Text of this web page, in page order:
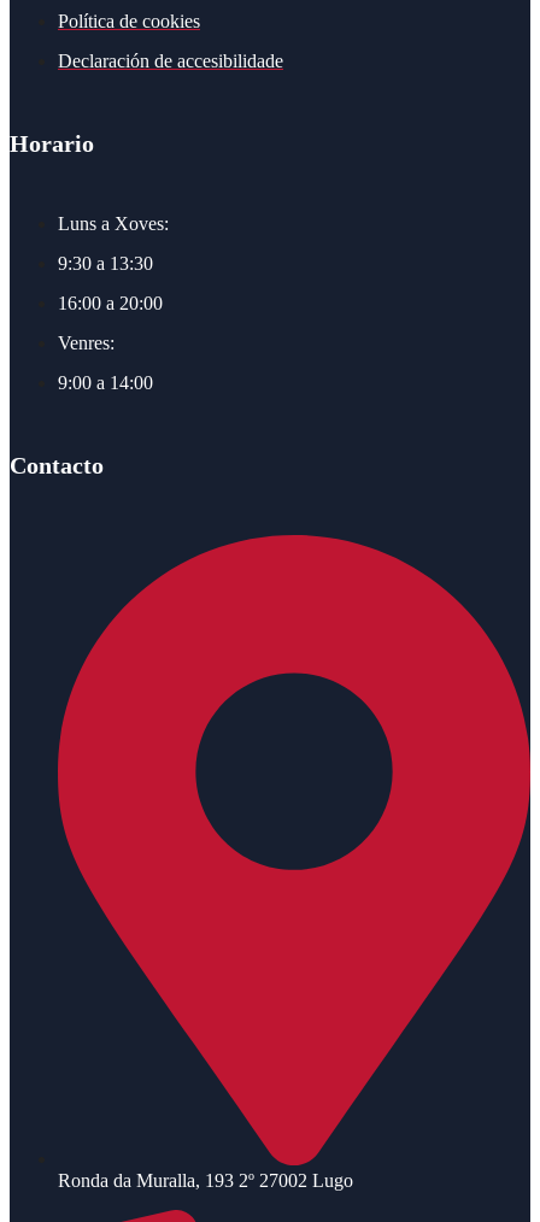
Política de cookies
Declaración de accesibilidade
Horario
Luns a Xoves:
9:30 a 13:30
16:00 a 20:00
Venres:
9:00 a 14:00
Contacto
Ronda da Muralla, 193 2º 27002 Lugo